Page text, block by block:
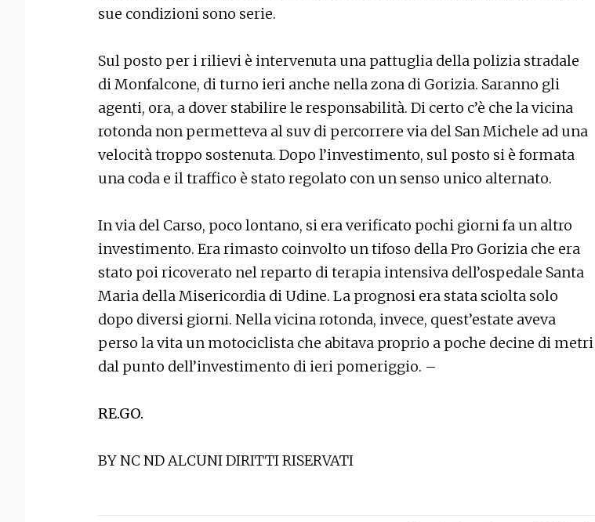
sue condizioni sono serie.
Sul posto per i rilievi è intervenuta una pattuglia della polizia stradale
di Monfalcone, di turno ieri anche nella zona di Gorizia. Saranno gli
agenti, ora, a dover stabilire le responsabilità. Di certo c’è che la vicina
rotonda non permetteva al suv di percorrere via del San Michele ad una
velocità troppo sostenuta. Dopo l’investimento, sul posto si è formata
una coda e il traffico è stato regolato con un senso unico alternato.
In via del Carso, poco lontano, si era verificato pochi giorni fa un altro
investimento. Era rimasto coinvolto un tifoso della Pro Gorizia che era
stato poi ricoverato nel reparto di terapia intensiva dell’ospedale Santa
Maria della Misericordia di Udine. La prognosi era stata sciolta solo
dopo diversi giorni. Nella vicina rotonda, invece, quest’estate aveva
perso la vita un motociclista che abitava proprio a poche decine di metri
dal punto dell’investimento di ieri pomeriggio. –
RE.GO.
BY NC ND ALCUNI DIRITTI RISERVATI